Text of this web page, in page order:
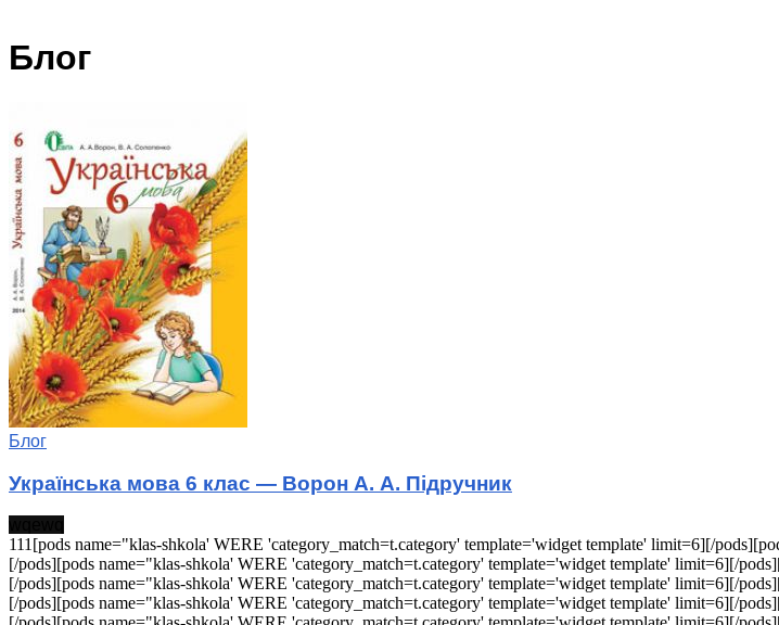
Блог
Блог
Українська мова 6 клас — Ворон А. А. Підручник
111[pods name="klas-shkola' WERE 'category_match=t.category' template='widget template' limit=6][/
[/pods][pods name="klas-shkola' WERE 'category_match=t.category' template='widget template' limit=6][/
[/pods][pods name="klas-shkola' WERE 'category_match=t.category' template='widget template' limit=6][/
[/pods][pods name="klas-shkola' WERE 'category_match=t.category' template='widget template' limit=6][/